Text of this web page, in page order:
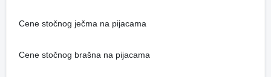
Cene stočnog ječma na pijacama
Cene stočnog brašna na pijacama